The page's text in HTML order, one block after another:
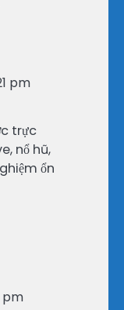
pm
trực
nổ hũ,
ổn
pm